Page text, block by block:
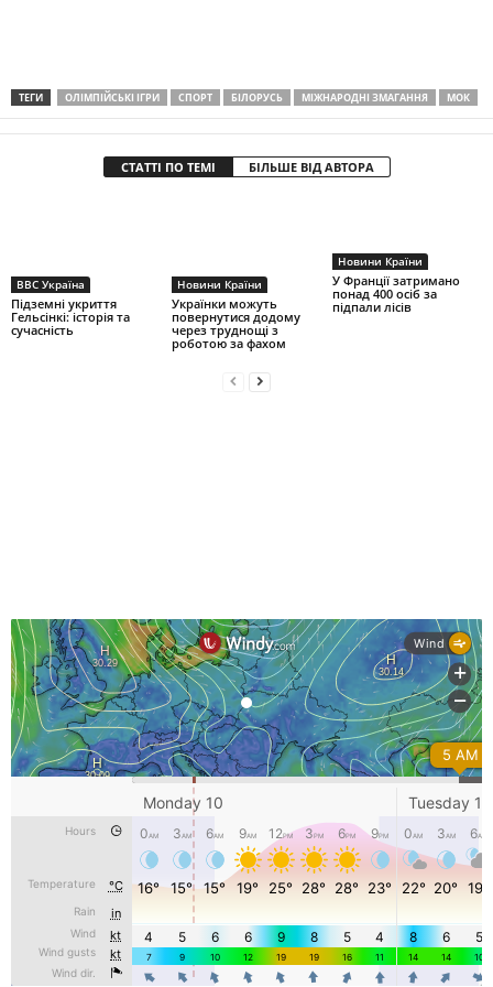
ТЕГИ ОЛІМПІЙСЬКІ ІГРИ СПОРТ БІЛОРУСЬ МІЖНАРОДНІ ЗМАГАННЯ МОК
СТАТТІ ПО ТЕМІ БІЛЬШЕ ВІД АВТОРА
BBC Україна
Підземні укриття
Гельсінкі: історія та
сучасність
Новини Країни
Українки можуть
повернутися додому
через труднощі з
роботою за фахом
Новини Країни
У Франції затримано
понад 400 осіб за
підпали лісів